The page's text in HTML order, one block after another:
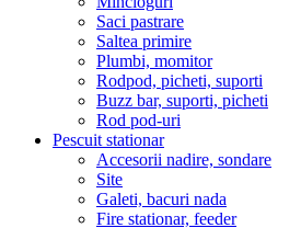
Saci pastrare
Saltea primire
Plumbi, momitor
Rodpod, picheti, suporti
Buzz bar, suporti, picheti
Rod pod-uri
Pescuit stationar
Accesorii nadire, sondare
Site
Galeti, bacuri nada
Fire stationar, feeder